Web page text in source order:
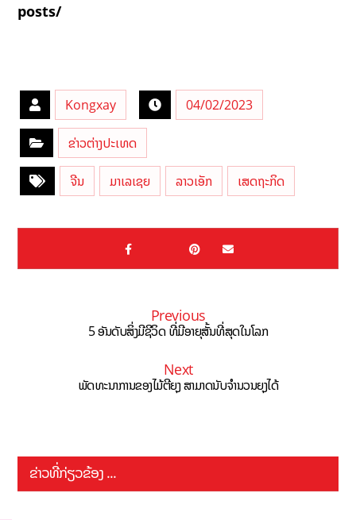
posts/
Kongxay 04/02/2023
ຂ່າວຕ່າງປະເທດ
ຈີນ ມາເລເຊຍ ລາວເອັກ ເສດຖະກິດ
Previous
5 ອັນດັບສິ່ງມີຊີວິດ ທີ່ມີອາຍຸສັ້ນທີ່ສຸດໃນໂລກ
Next
ພັດທະນາການຂອງໄມ້ຕີຍຸງ ສາມາດນັບຈຳນວນຍຸງໄດ້
ຂ່າວທີ່ກ່ຽວຂ້ອງ ...